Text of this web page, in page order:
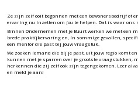
×
Ze zijn zelf ooit begonnen met een bewonersbedrijf of
ervaring nu inzetten om jou te helpen. Dat is waar ons
Binnen Ondernemen met je Buurt werken we met een
brede praktijkervaring en, in sommige gevallen,
een mentor die past bij jouw vraagstuk.
We zoeken iemand die bij je past, uit jouw regio komt
kunnen met je sparren over je grootste vraagstukken,
herkennen die zij zelf ook zijn tegengekomen. Leer
en meld je aan!